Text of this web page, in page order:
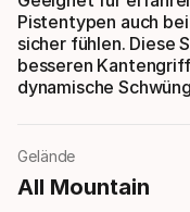
Pistentypen auch
sicher fühlen. Diese
besseren
dynamische
Gelände
All Mountain